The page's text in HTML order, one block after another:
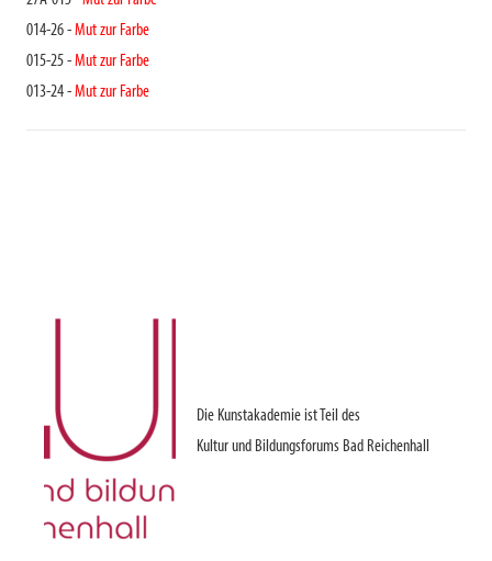
014-26 -Mut zur Farbe
015-25 -Mut zur Farbe
013-24 -Mut zur Farbe
Die Kunstakademie ist Teil des
Kultur und Bildungsforums Bad Reichenhall